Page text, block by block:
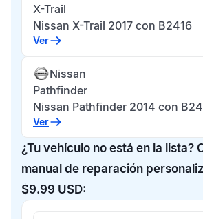
X-Trail
Nissan X-Trail 2017 con B2416
Ver
Nissan
Pathfinder
Nissan Pathfinder 2014 con
Ver
¿Tu vehículo no está en la lista?
manual de reparación
$9.99 USD: